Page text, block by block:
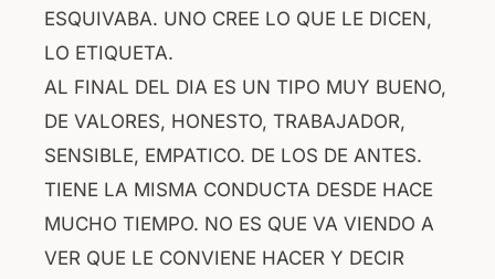
ESQUIVABA. UNO CREE LO QUE LE DICEN,
LO ETIQUETA.
AL FINAL DEL DIA ES UN TIPO MUY BUENO,
DE VALORES, HONESTO, TRABAJADOR,
SENSIBLE, EMPATICO. DE LOS DE ANTES.
TIENE LA MISMA CONDUCTA DESDE HACE
MUCHO TIEMPO. NO ES QUE VA VIENDO A
VER QUE LE CONVIENE HACER Y DECIR